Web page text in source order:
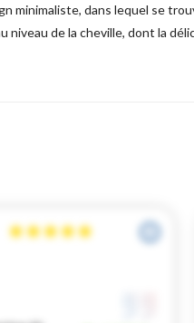
minimaliste, dans lequel se
de la cheville, dont la